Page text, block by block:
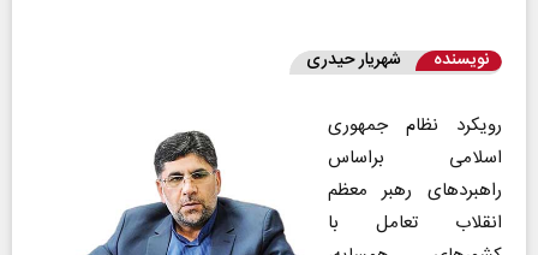
نویسنده شهریار حیدری
رویکرد نظام جمهوری
اسلامی براساس
راهبردهای رهبر معظم
انقلاب تعامل با